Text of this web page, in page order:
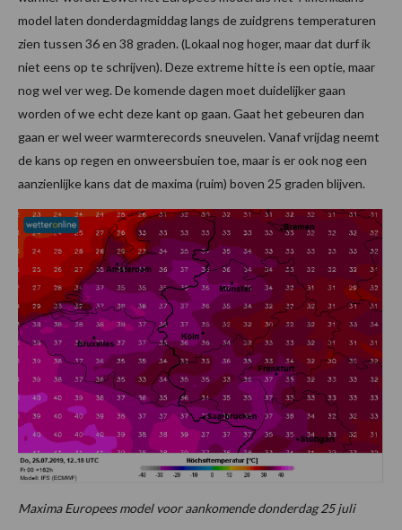
model laten donderdagmiddag langs de zuidgrens temperaturen
zien tussen 36 en 38 graden. (Lokaal nog hoger, maar dat durf ik
niet eens op te schrijven). Deze extreme hitte is een optie, maar
nog wel ver weg. De komende dagen moet duidelijker gaan
worden of we echt deze kant op gaan. Gaat het gebeuren dan
gaan er wel weer warmterecords sneuvelen. Vanaf vrijdag neemt
de kans op regen en onweersbuien toe, maar is er ook nog een
aanzienlijke kans dat de maxima (ruim) boven 25 graden blijven.
Maxima Europees model voor aankomende donderdag 25 juli